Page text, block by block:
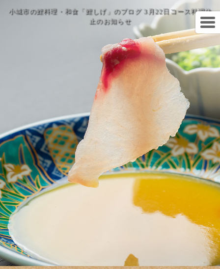
小城市の鯉料理・和食「鯉しげ」のブログ 3月22日コース料理休
止のお知らせ